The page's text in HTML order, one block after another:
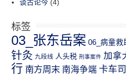
谈古论今 (4)
标签
03_张东岳案 06_病童救
针灸 九段线 人头税 刑事案件 加拿
行 南方周末 南海争端 卡车